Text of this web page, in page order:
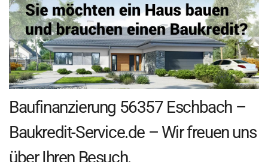
Baufinanzierung 56357 Eschbach –
Baukredit-Service.de – Wir freuen uns
über Ihren Besuch.